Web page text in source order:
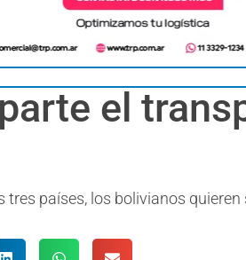
el
países, los bolivianos quieren